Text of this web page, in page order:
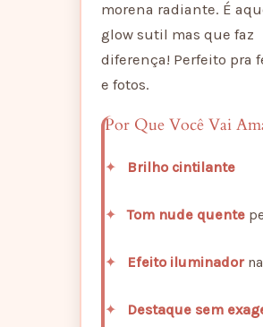
morena radiante. É
glow sutil mas que faz
diferença! Perfeito pra
e fotos.
Por Que Você Vai
Brilho cintilante
Tom nude quente
Efeito iluminador
Destaque sem